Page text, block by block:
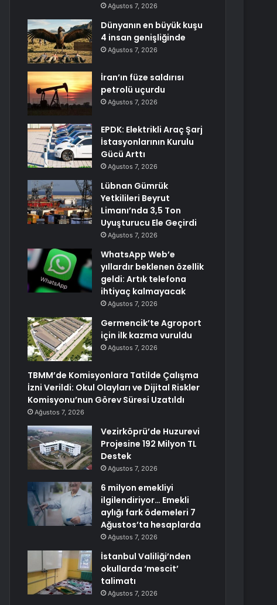
Ağustos 7, 2026
Dünyanın en büyük kuşu
4 insan genişliğinde
Ağustos 7, 2026
İran’ın füze saldırısı
petrolü uçurdu
Ağustos 7, 2026
EPDK: Elektrikli Araç Şarj
İstasyonlarının Kurulu
Gücü Arttı
Ağustos 7, 2026
Lübnan Gümrük
Yetkilileri Beyrut
Limanı’nda 3,5 Ton
Uyuşturucu Ele Geçirdi
Ağustos 7, 2026
WhatsApp Web’e
yıllardır beklenen özellik
geldi: Artık telefona
ihtiyaç kalmayacak
Ağustos 7, 2026
Germencik’te Agroport
için ilk kazma vuruldu
Ağustos 7, 2026
TBMM’de Komisyonlara Tatilde Çalışma
İzni Verildi: Okul Olayları ve Dijital Riskler
Komisyonu’nun Görev Süresi Uzatıldı
Ağustos 7, 2026
Vezirköprü’de Huzurevi
Projesine 192 Milyon TL
Destek
Ağustos 7, 2026
6 milyon emekliyi
ilgilendiriyor… Emekli
aylığı fark ödemeleri 7
Ağustos’ta hesaplarda
Ağustos 7, 2026
İstanbul Valiliği’nden
okullarda ‘mescit’
talimatı
Ağustos 7, 2026